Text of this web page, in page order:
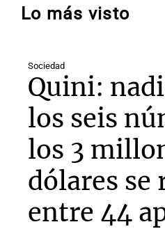
Lo más visto
Sociedad
Quini:
los seis
los 3
dólares
entre 44